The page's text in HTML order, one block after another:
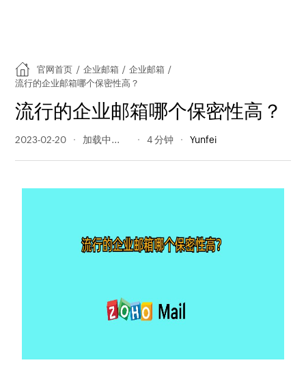
官网首页 / 企业邮箱 / 企业邮箱 /
流行的企业邮箱哪个保密性高？
流行的企业邮箱哪个保密性高？
2023-02-20 642 阅读量 4 分钟 Yunfei